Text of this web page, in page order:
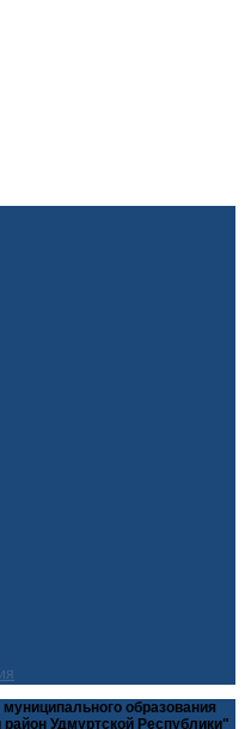
образования
Удмуртской Республики"